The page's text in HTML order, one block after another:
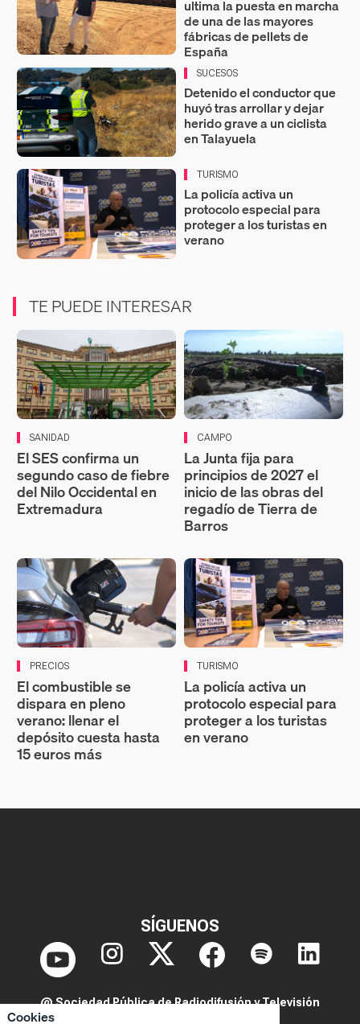
Cookies
ultima la puesta en marcha
de una de las mayores
fábricas de pellets de
España
SUCESOS
Detenido el conductor que
huyó tras arrollar y dejar
herido grave a un ciclista
en Talayuela
TURISMO
La policía activa un
protocolo especial para
proteger a los turistas en
verano
TE PUEDE INTERESAR
SANIDAD
El SES confirma un
segundo caso de fiebre
del Nilo Occidental en
Extremadura
CAMPO
La Junta fija para
principios de 2027 el
inicio de las obras del
regadío de Tierra de
Barros
PRECIOS
El combustible se
dispara en pleno
verano: llenar el
depósito cuesta hasta
15 euros más
TURISMO
La policía activa un
protocolo especial para
proteger a los turistas
en verano
SÍGUENOS
@ Sociedad Pública de Radiodifusión y Televisión